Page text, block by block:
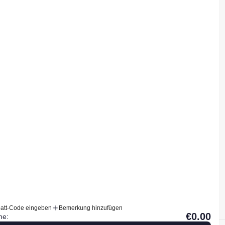
Code eingeben Bemerkung hinzufügen
€0.00